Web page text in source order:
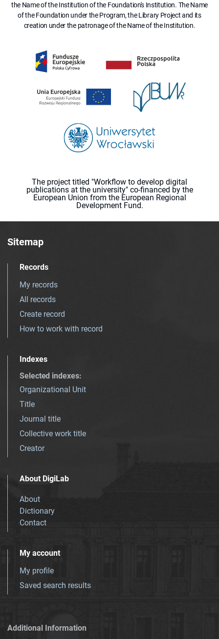
the Name of the Institution of the Foundation's Institution. The Name
of the Foundation under the Program, the Library Project and its
creation under the patronage of the Name of the Institution.
The project titled "Workflow to develop digital
publications at the university" co-financed by the
European Union from the European Regional
Development Fund.
Sitemap
Records
My records
All records
Create record
How to work with record
Indexes
Selected indexes:
Organizational Unit
Title
Journal title
Collective work title
Creator
About DigiLab
About
Dictionary
Contact
My account
My profile
Saved search results
Additional Information